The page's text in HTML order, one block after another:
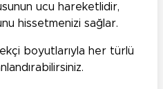
ucu hareketlidir,
hissetmenizi sağlar.
boyutlarıyla her türlü